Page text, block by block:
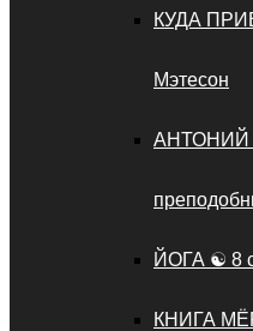
КУДА
Мэтесон
АНТОНИЙ
ЙОГА ☯️ 8
КНИГА